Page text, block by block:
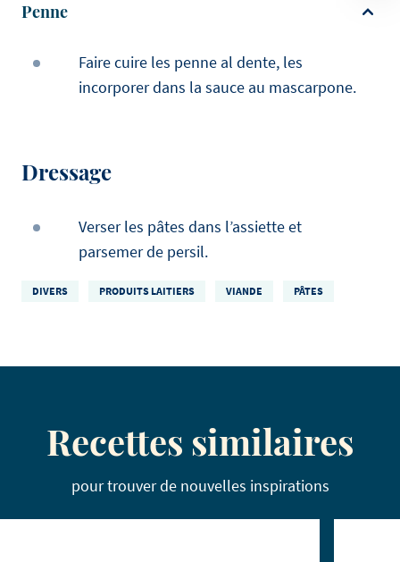
Penne
Faire cuire les penne al dente, les
incorporer dans la sauce au mascarpone.
Dressage
Verser les pâtes dans l’assiette et
parsemer de persil.
DIVERS PRODUITS LAITIERS VIANDE PÂTES
Recettes similaires
pour trouver de nouvelles inspirations